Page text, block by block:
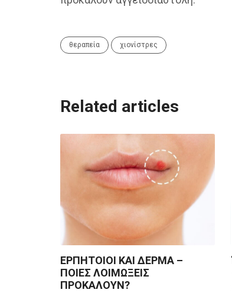
θεραπεία χιονίστρες
Related articles
ΕΡΠΗΤΟΙΟΙ ΚΑΙ ΔΕΡΜΑ –
ΠΟΙΕΣ ΛΟΙΜΩΞΕΙΣ
ΠΡΟΚΑΛΟΥΝ?